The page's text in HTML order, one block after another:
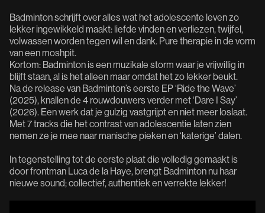
Badminton schrijft over alles wat het adolescente leven zo
lekker ingewikkeld maakt: liefde vinden en verliezen, twijfel,
volwassen worden tegen wil en dank. Pure therapie in de vorm
van een moshpit.
Kortom: Badminton is een muzikale storm waar je vrijwillig in
blijft staan, al is het alleen maar omdat het zo lekker beukt.
Na de release van Badminton’s eerste EP ‘Ride the Wave’
(2025), knallen de 4 rouwdouwers verder met ‘Dare I Say’
(2026). Een werk dat je gulzig vastgrijpt en niet meer loslaat.
Met 7 tracks die het contrast van adolescentie laten zien
nemen ze je mee naar manische pieken en ‘katerige’ dalen.
In tegenstelling tot de eerste plaat die volledig gemaakt is
door frontman Luca de la Haye, brengt Badminton nu haar
nieuwe sound; collectief, authentiek en verrekte lekker!